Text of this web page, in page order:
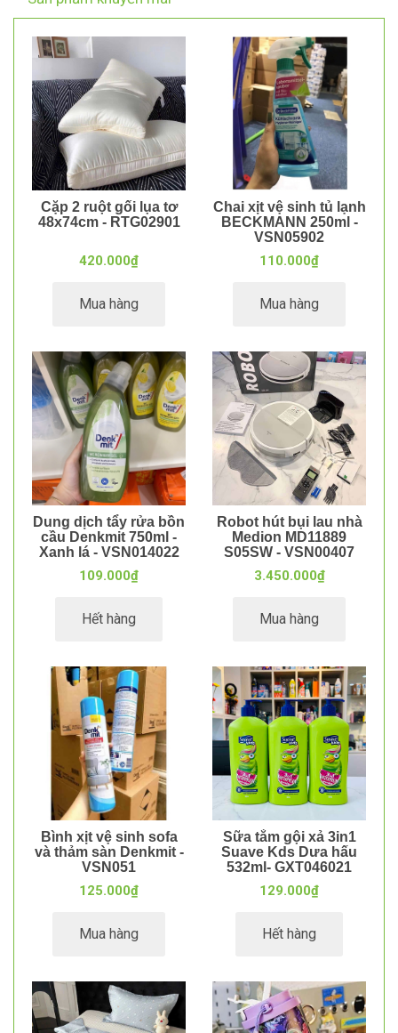
Cặp 2 ruột gối lụa tơ
48x74cm - RTG02901
420.000₫
Mua hàng
Chai xịt vệ sinh tủ lạnh
BECKMANN 250ml -
VSN05902
110.000₫
Mua hàng
Dung dịch tẩy rửa bồn
cầu Denkmit 750ml -
Xanh lá - VSN014022
109.000₫
Hết hàng
Robot hút bụi lau nhà
Medion MD11889
S05SW - VSN00407
3.450.000₫
Mua hàng
Bình xịt vệ sinh sofa
và thảm sàn Denkmit -
VSN051
125.000₫
Mua hàng
Sữa tắm gội xả 3in1
Suave Kds Dưa hấu
532ml- GXT046021
129.000₫
Hết hàng